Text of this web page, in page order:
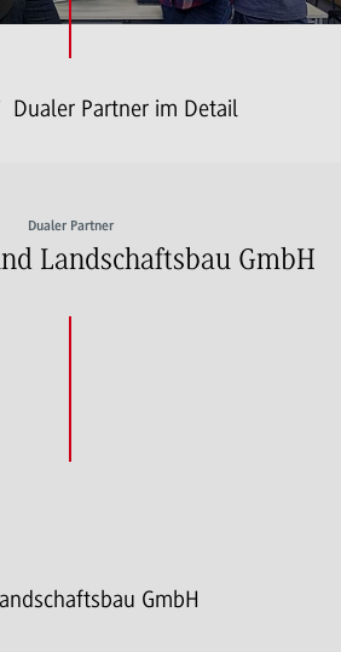
Dualer Partner im Detail
Dualer Partner
Landschaftsbau GmbH
GmbH